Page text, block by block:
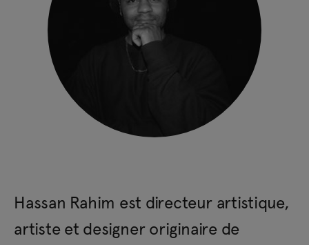
Hassan Rahim est directeur artistique,
artiste et designer originaire de